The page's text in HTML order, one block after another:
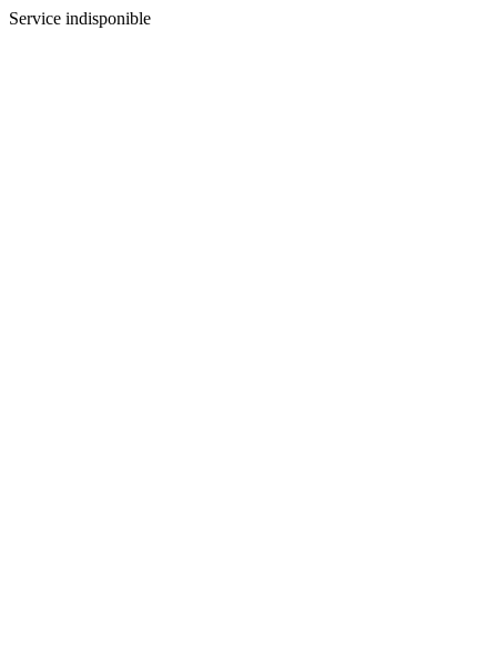
Service indisponible